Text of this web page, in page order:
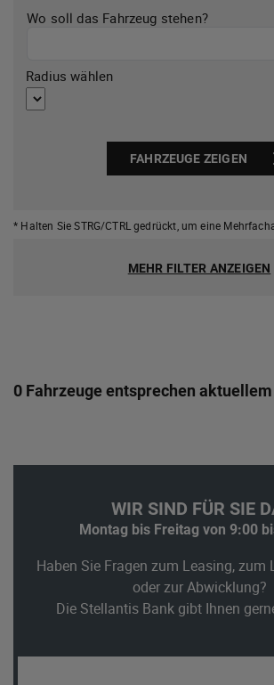
Wo soll das Fahrzeug stehen?
Radius wählen
FAHRZEUGE ZEIGEN
* Halten Sie STRG/CTRL gedrückt, um eine
MEHR FILTER ANZEIGEN
0 Fahrzeuge entsprechen
WIR SIND FÜR SIE
Montag bis Freitag von 9:00
Haben Sie Fragen zum Leasing, zum
oder zur Abwicklung?
Die Stellantis Bank gibt Ihnen